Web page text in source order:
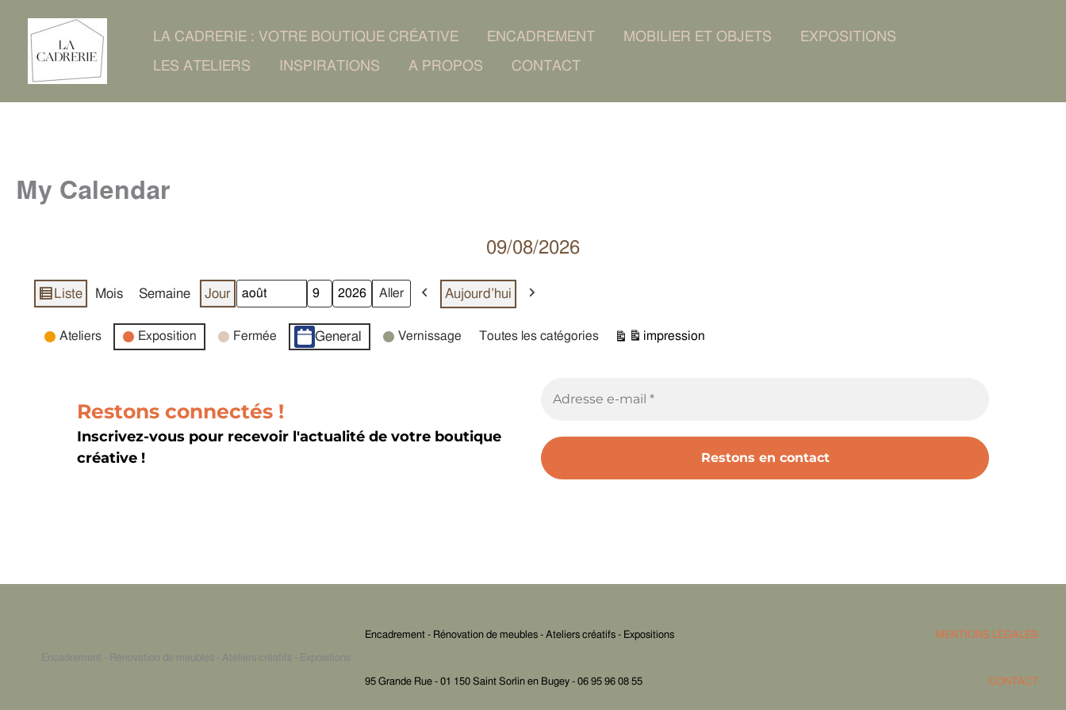
Aller
contenu
LA CADRERIE : VOTRE BOUTIQUE CRÉATIVE ENCADREMENT MOBILIER ET OBJETS EXPOSITIONS
LES ATELIERS INSPIRATIONS A PROPOS CONTACT
My Calendar
09/08/2026
Vue
Liste Mois Semaine Jour
Mois
Jour
Année Précédent
Aujourd’hui
Catégories
Ateliers Exposition Fermée General Vernissage Toutes les catégories
Vue
impression
Restons connectés !
Inscrivez-vous pour recevoir l'actualité de votre boutique
créative !
Encadrement - Rénovation de meubles - Ateliers créatifs - Expositions
Encadrement - Rénovation de meubles - Ateliers créatifs - Expositions
95 Grande Rue - 01 150 Saint Sorlin en Bugey - 06 95 96 08 55
MENTIONS LÉGALES
CONTACT